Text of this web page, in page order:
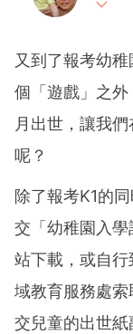
希望透過不同的
book Page：育
hamahandbook/
又到了報考幼
個「遊戲」之
月出世，讓我
呢？
除了報考K1的
交「幼稚園入
站下載，或自
域教育服務處
交兒童的出世